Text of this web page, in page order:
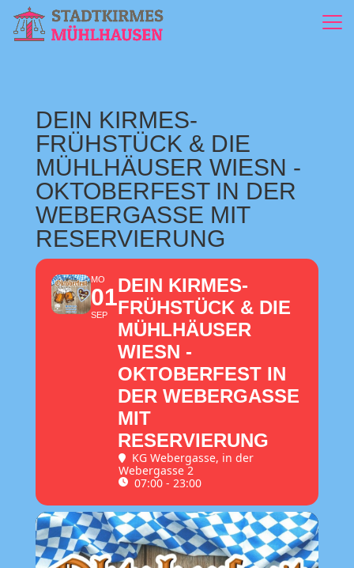
DEIN KIRMES-
FRÜHSTÜCK & DIE
MÜHLHÄUSER WIESN -
OKTOBERFEST IN DER
WEBERGASSE MIT
RESERVIERUNG
MO
01
SEP
DEIN KIRMES-
FRÜHSTÜCK & DIE
MÜHLHÄUSER
WIESN -
OKTOBERFEST IN
DER WEBERGASSE
MIT
RESERVIERUNG
KG Webergasse, in der
Webergasse 2
07:00 - 23:00